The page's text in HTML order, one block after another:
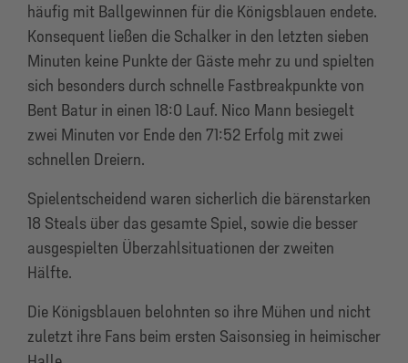
häufig mit Ballgewinnen für die Königsblauen endete.
Konsequent ließen die Schalker in den letzten sieben
Minuten keine Punkte der Gäste mehr zu und spielten
sich besonders durch schnelle Fastbreakpunkte von
Bent Batur in einen 18:0 Lauf. Nico Mann besiegelt
zwei Minuten vor Ende den 71:52 Erfolg mit zwei
schnellen Dreiern.
Spielentscheidend waren sicherlich die bärenstarken
18 Steals über das gesamte Spiel, sowie die besser
ausgespielten Überzahlsituationen der zweiten
Hälfte.
Die Königsblauen belohnten so ihre Mühen und nicht
zuletzt ihre Fans beim ersten Saisonsieg in heimischer